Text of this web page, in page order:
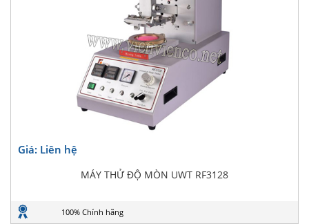
Giá: Liên hệ
MÁY THỬ ĐỘ MÒN UWT RF3128
100% Chính hãng